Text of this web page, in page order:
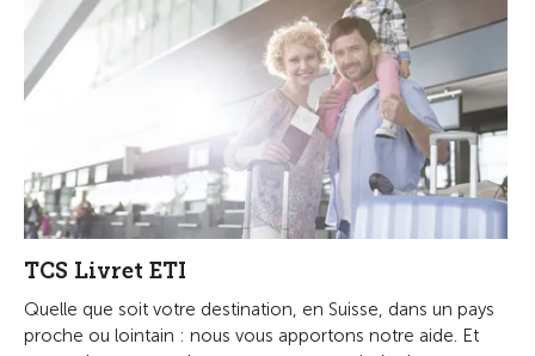
TCS Livret ETI
Quelle que soit votre destination, en Suisse, dans un pays
proche ou lointain : nous vous apportons notre aide. Et